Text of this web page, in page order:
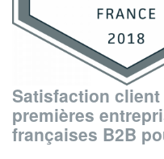
Satisfaction
premières
françaises B2B